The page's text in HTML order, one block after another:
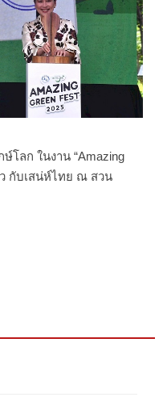
โลก ในงาน “Amazing
ว กับเสน่ห์ไทย ณ สวน